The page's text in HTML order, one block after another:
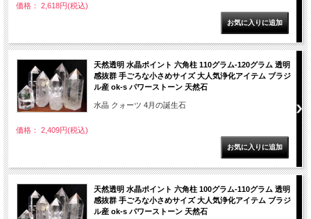
価格： 2,618円(税込)
天然透明 水晶ポイント 六角柱 110グラム-120グラム 透明
感抜群 手ごろな小さめサイズ 大人気浄化アイテム ブラジ
ル産 ok-s パワーストーン 天然石
水晶 クォーツ 4月の誕生石
価格： 2,409円(税込)
天然透明 水晶ポイント 六角柱 100グラム-110グラム 透明
感抜群 手ごろな小さめサイズ 大人気浄化アイテム ブラジ
ル産 ok-s パワーストーン 天然石